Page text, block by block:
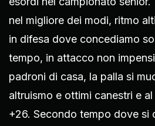
nel migliore dei modi, ritmo
in difesa dove concediamo
tempo, in attacco non
padroni di casa, la palla si
altruismo e ottimi canestri e
+26. Secondo tempo dove si